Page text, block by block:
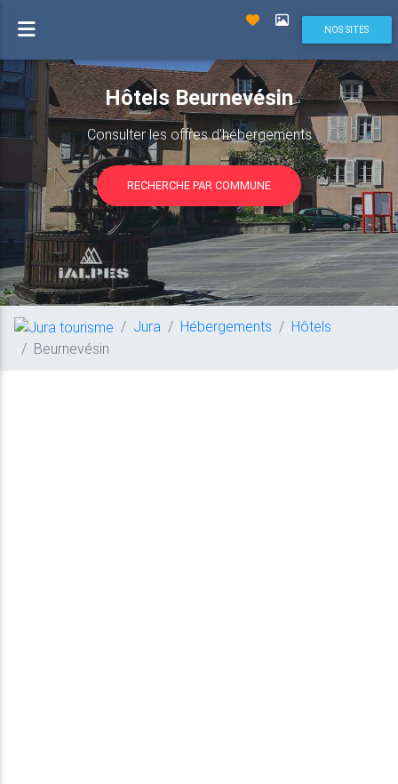
NOS SITES
Hôtels Beurnevésin
Consulter les offres d'hébergements
RECHERCHE PAR COMMUNE
Jura Hébergements
Hôtels
Beurnevésin